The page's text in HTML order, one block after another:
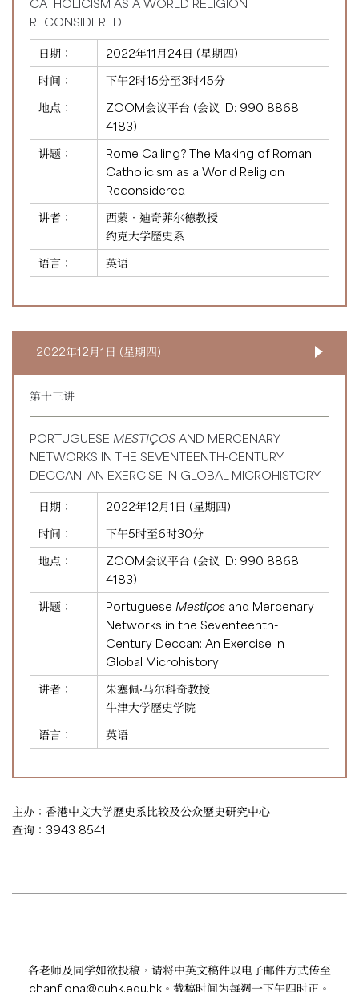
RECONSIDERED
日期：
2022年11月24日 (星期四)
时间：
下午2时15分至3时45分
地点：
ZOOM会议平台 (会议 ID: 990 8868
4183)
讲题：
Rome Calling? The Making of Roman
Catholicism as a World Religion
Reconsidered
讲者：
西蒙‧迪奇菲尔德教授
约克大学歷史系
语言：
英语
2022年12月1日 (星期四)
第十三讲
PORTUGUESE MESTIÇOS AND MERCENARY
NETWORKS IN THE SEVENTEENTH-CENTURY
DECCAN: AN EXERCISE IN GLOBAL MICROHISTORY
日期：
2022年12月1日 (星期四)
时间：
下午5时至6时30分
地点：
ZOOM会议平台 (会议 ID: 990 8868
4183)
讲题：
Portuguese Mestiços and Mercenary
Networks in the Seventeenth-
Century Deccan: An Exercise in
Global Microhistory
讲者：
朱塞佩·马尔科奇教授
牛津大学歷史学院
语言：
英语
主办：香港中文大学歷史系比较及公众歷史研究中心
查询：3943 8541
各老师及同学如欲投稿，请将中英文稿件以电子邮件方式传至
chanfiona@cuhk.edu.hk 。截稿时间为每週一下午四时正。